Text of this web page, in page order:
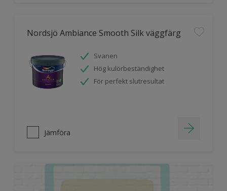
Nordsjö Ambiance Smooth Silk väggfärg
Svanen
Hög kulörbeständighet
För perfekt slutresultat
Jämföra